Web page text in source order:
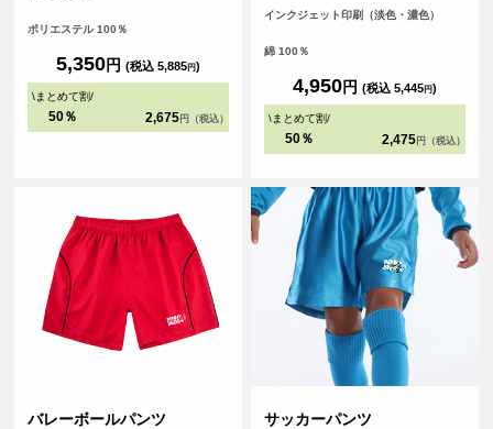
ストゴム調整可能な紐付きです。
いもございます。
ポリエステル 100％
5,350円 (税込 5,885円)
\まとめて割/
50％ 2,675 円（税込）
着用いただける素材です。ウエスト
型に合わせて快適なフィット感を得
おり、足元をすっきりと見せるとと
もに、動きやすさも考慮されていま
す。また、脇縫いがあることで、洗
愛用できる丈夫な作りとなっていま
インクジェット印刷（淡色・濃色）
綿 100％
4,950円 (税込 5,445円)
\まとめて割/
50％ 2,475 円（税込）
バレーボールパンツ サッカーパンツ